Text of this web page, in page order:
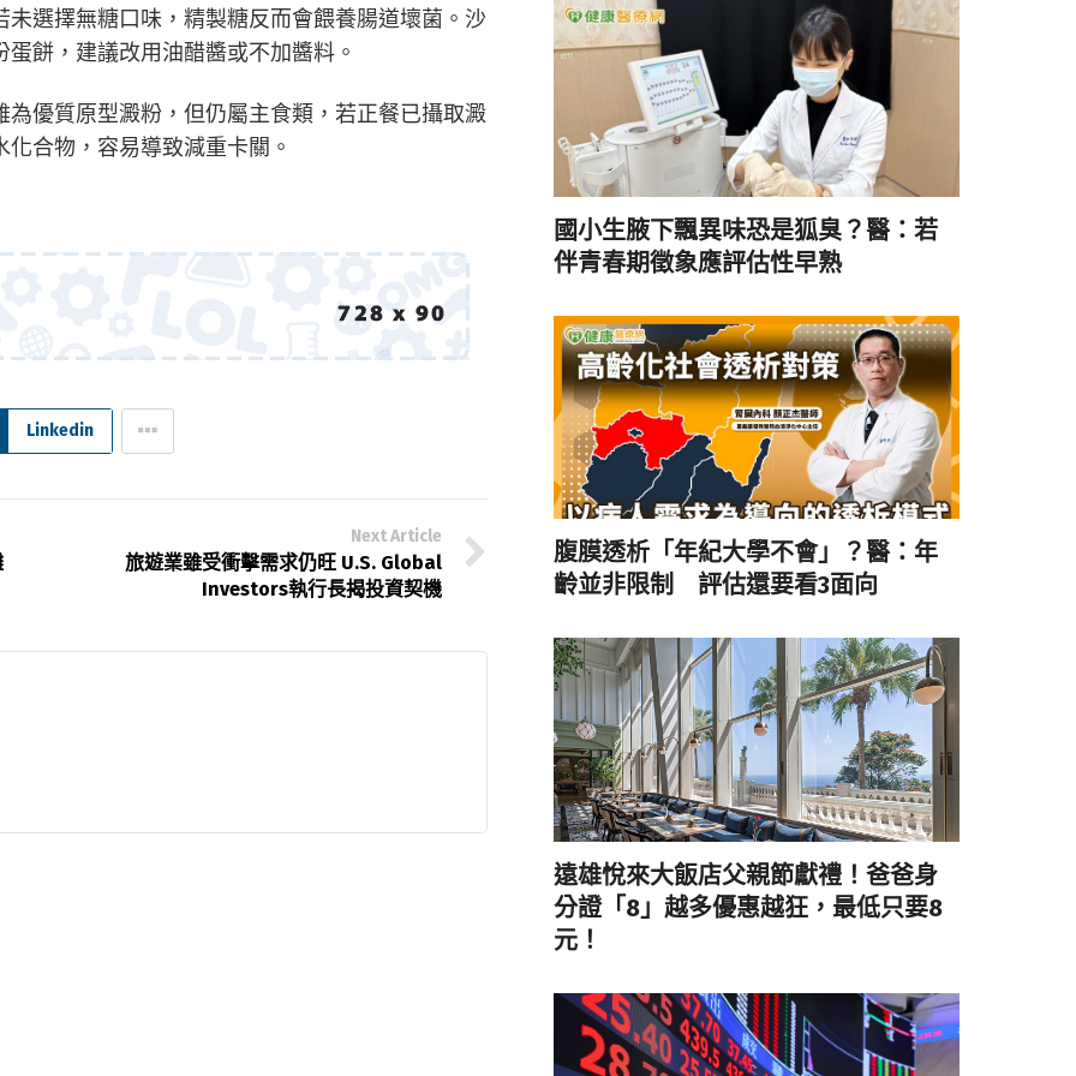
選擇無糖口味，精製糖反而會餵養腸道壞菌。沙
餅，建議改用油醋醬或不加醬料。
優質原型澱粉，但仍屬主食類，若正餐已攝取澱
合物，容易導致減重卡關。
Linkedin
Next Article
旅遊業雖受衝擊需求仍旺 U.S. Global
Investors執行長揭投資契機
國小生腋下飄異味恐是狐臭？醫：若
伴青春期徵象應評估性早熟
腹膜透析「年紀大學不會」？醫：年
齡並非限制 評估還要看3面向
遠雄悅來大飯店父親節獻禮！爸爸身
分證「8」越多優惠越狂，最低只要8
元！